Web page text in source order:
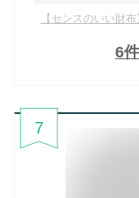
【センスのいい財
6件
7